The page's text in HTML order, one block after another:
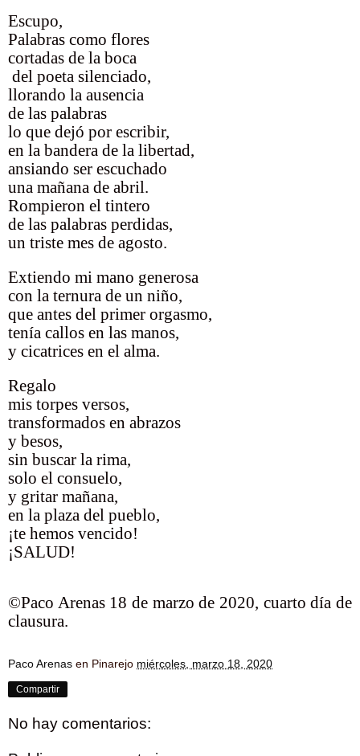
Escupo,
Palabras como flores
cortadas de la boca
del poeta silenciado,
llorando la ausencia
de las palabras
lo que dejó por escribir,
en la bandera de la libertad,
ansiando ser escuchado
una mañana de abril.
Rompieron el tintero
de las palabras perdidas,
un triste mes de agosto.
Extiendo mi mano generosa
con la ternura de un niño,
que antes del primer orgasmo,
tenía callos en las manos,
y cicatrices en el alma.
Regalo
mis torpes versos,
transformados en abrazos
y besos,
sin buscar la rima,
solo el consuelo,
y gritar mañana,
en la plaza del pueblo,
¡te hemos vencido!
¡SALUD!
©Paco Arenas 18 de marzo de 2020, cuarto día de
clausura.
Paco Arenas en Pinarejo miércoles, marzo 18, 2020
Compartir
No hay comentarios: